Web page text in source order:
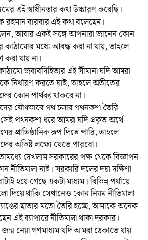
এই স্বাধীনতার কথা উচ্চারণ করেছি।
রহমান বারবার এই কথা বলেছেন।
আবার একই সঙ্গে আপনারা জানেন কোন
কাঠামোর মধ্যে আবদ্ধ করা না যায়, তাহলে
যায় না।
জবাবদিহিতার এই সীমানা যদি আমরা
নির্ধারণ করতে যাই, তাহলে অতীতের
কোন পার্থক্য থাকবে না।
যৌথভাবে পথ চলার পথনকশা তৈরি
পথনকশা ধরে আমরা যদি প্রকৃত অর্থে
প্রাতিষ্ঠানিক রূপ দিতে পারি, তাহলে
অভিষ্ট লক্ষ্যে যেতে পারবো।
দেখলাম সরকারের পক্ষ থেকে বিজ্ঞাপন
নাই। সরকারি দলের দয়া দক্ষিণা
হয়ে গেছে একটা মাধ্যম। বিভিন্ন পর্যায়ে
থাকি সেখানেও কোন নিয়ম নীতিমালা
ব্যাঙের ছাতার মতো তৈরি হচ্ছে, আমাকে অনেক
এই ব্যাপারে নীতিমালা থাকা দরকার।
নেয়া গণমাধ্যম যদি আমরা ঠেকাতে যায়